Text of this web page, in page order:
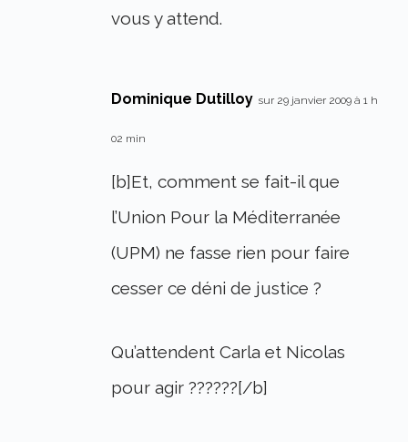
vous y attend.
Dominique Dutilloy sur 29 janvier 2009 à 1 h
02 min
[b]Et, comment se fait-il que
l’Union Pour la Méditerranée
(UPM) ne fasse rien pour faire
cesser ce déni de justice ?
Qu’attendent Carla et Nicolas
pour agir ??????[/b]